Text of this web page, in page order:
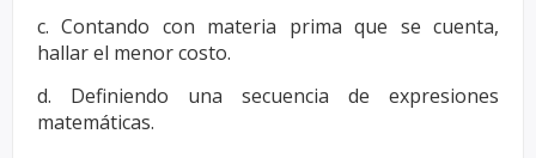
c. Contando con materia prima que se cuenta,
hallar el menor costo.
d. Definiendo una secuencia de expresiones
matemáticas.